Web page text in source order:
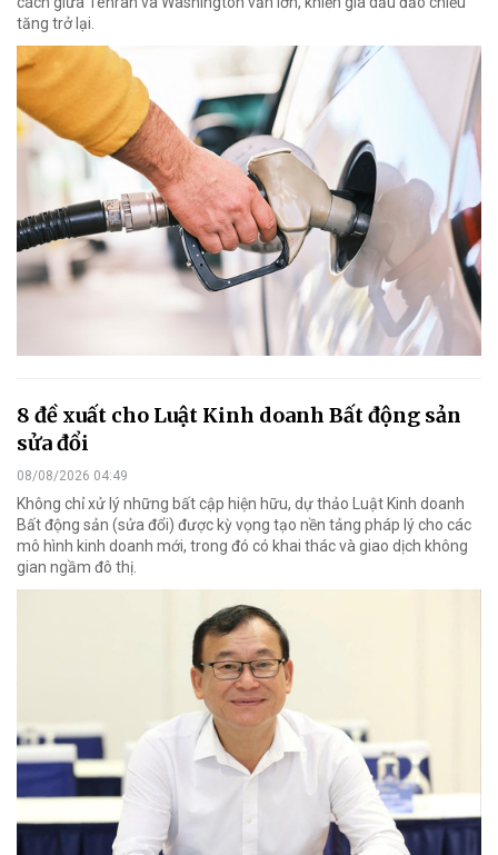
tăng trở lại.
8 đề xuất cho Luật Kinh doanh Bất động sản
sửa đổi
08/08/2026 04:49
Không chỉ xử lý những bất cập hiện hữu, dự thảo Luật Kinh doanh
Bất động sản (sửa đổi) được kỳ vọng tạo nền tảng pháp lý cho các
mô hình kinh doanh mới, trong đó có khai thác và giao dịch không
gian ngầm đô thị.